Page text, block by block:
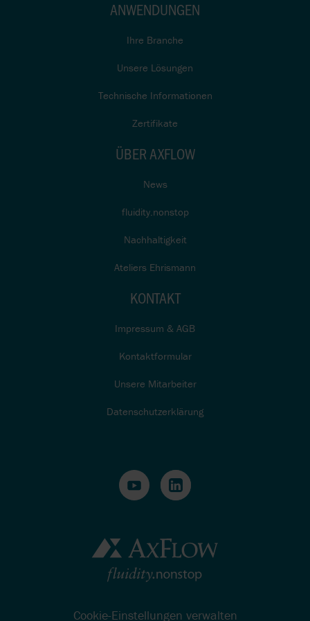
ANWENDUNGEN
Ihre Branche
Unsere Lösungen
Technische Informationen
Zertifikate
ÜBER AXFLOW
News
fluidity.nonstop
Nachhaltigkeit
Ateliers Ehrismann
KONTAKT
Impressum & AGB
Kontaktformular
Unsere Mitarbeiter
Datenschutzerklärung
Cookie-Einstellungen verwalten